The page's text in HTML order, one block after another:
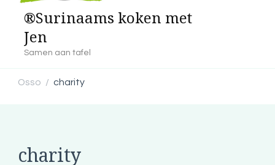
®Surinaams koken met
Jen
Samen aan tafel
Osso / charity
charity